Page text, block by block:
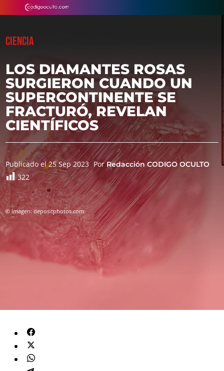
CIENCIA
LOS DIAMANTES ROSAS
SURGIERON CUANDO UN
SUPERCONTINENTE SE
FRACTURÓ, REVELAN
CIENTÍFICOS
Publicado el 25 Sep 2023 PorRedacción CODIGO OCULTO
322
© Imagen: depositphotos.com